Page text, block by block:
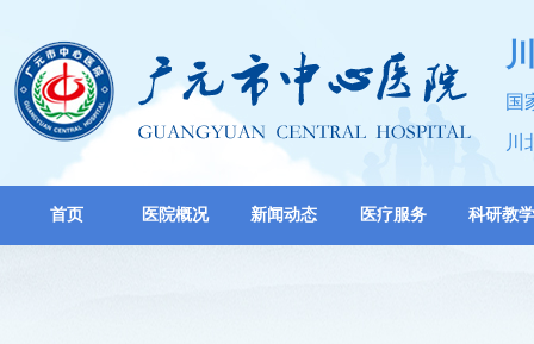
国
川
首页 医院概况 新闻动态 医疗服务 科研教学